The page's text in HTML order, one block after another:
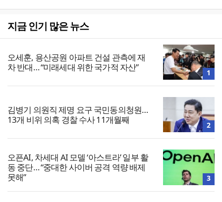
지금 인기 많은 뉴스
오세훈, 용산공원 아파트 건설 관측에 재
차 반대… “미래세대 위한 국가적 자산”
1
김병기 의원직 제명 요구 국민동의청원…
13개 비위 의혹 경찰 수사 11개월째
2
오픈AI, 차세대 AI 모델 ‘아스트라’ 일부 활
동 중단… “중대한 사이버 공격 역량 배제
못해”
3